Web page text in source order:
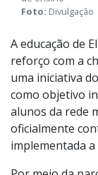
de ensino
Divulgação
A educação de
reforço com a
uma iniciativa
como objetivo
alunos da rede
oficialmente
implementada